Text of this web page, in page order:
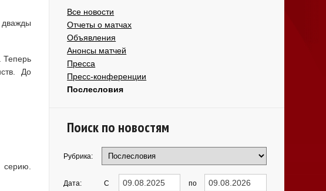
Теперь
До
серию.
Все новости
Отчеты о матчах
Объявления
Анонсы матчей
Пресса
Пресс-конференции
Послесловия
Поиск по новостям
Рубрика:
Дата: С по